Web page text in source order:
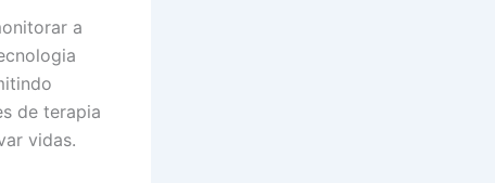
a
de terapia
vidas.